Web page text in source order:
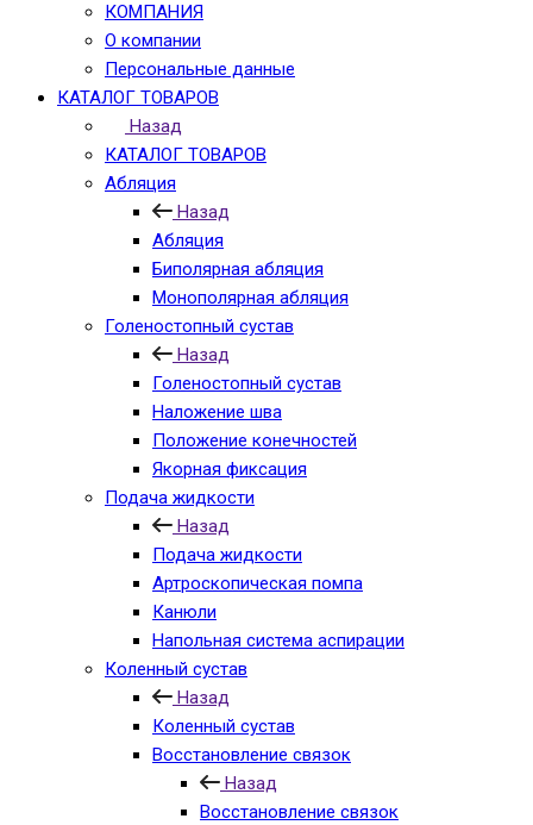
КОМПАНИЯ
О компании
Персональные данные
КАТАЛОГ ТОВАРОВ
Назад
КАТАЛОГ ТОВАРОВ
Абляция
Назад
Абляция
Биполярная абляция
Монополярная абляция
Голеностопный сустав
Назад
Голеностопный сустав
Наложение шва
Положение конечностей
Якорная фиксация
Подача жидкости
Назад
Подача жидкости
Артроскопическая помпа
Канюли
Напольная система аспирации
Коленный сустав
Назад
Коленный сустав
Восстановление связок
Назад
Восстановление связок